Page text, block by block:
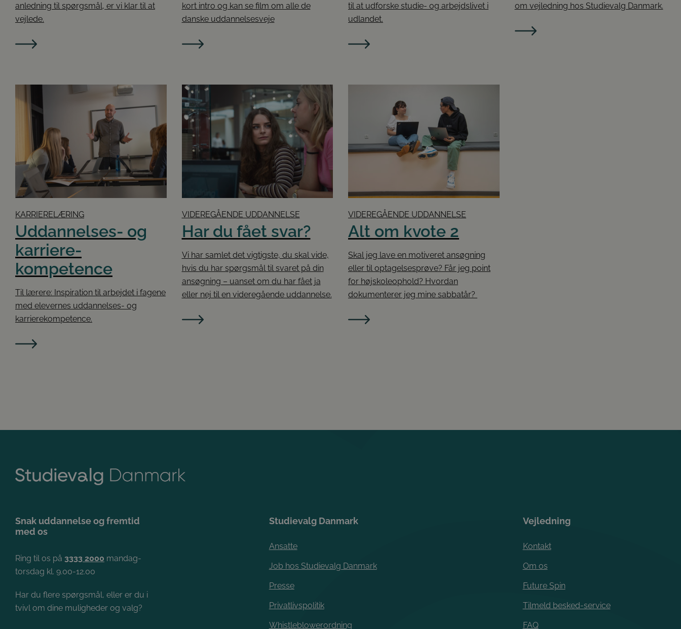
anledning til spørgsmål, er vi klar til at
vejlede.
kort intro og kan se film om alle de
danske uddannelsesveje
til at udforske studie- og arbejdslivet i
udlandet.
om vejledning hos Studievalg Danmark.
KARRIERELÆRING
Uddannelses- og
karriere­
kompetence
Til lærere: Inspiration til arbejdet i fagene
med elevernes uddannelses- og
karrierekompetence.
VIDEREGÅENDE UDDANNELSE
Har du fået svar?
Vi har samlet det vigtigste, du skal vide,
hvis du har spørgsmål til svaret på din
ansøgning – uanset om du har fået ja
eller nej til en videregående uddannelse.
VIDEREGÅENDE UDDANNELSE
Alt om kvote 2
Skal jeg lave en motiveret ansøgning
eller til optagelsesprøve? Får jeg point
for højskoleophold? Hvordan
dokumenterer jeg mine sabbatår?
Snak uddannelse og fremtid
med os
Ring til os på 3333 2000 mandag-
torsdag kl. 9.00-12.00
Har du flere spørgsmål, eller er du i
tvivl om dine muligheder og valg?
Studievalg Danmark
Ansatte
Job hos Studievalg Danmark
Presse
Privatlivspolitik
Whistleblowerordning
Vejledning
Kontakt
Om os
Future Spin
Tilmeld besked-service
FAQ